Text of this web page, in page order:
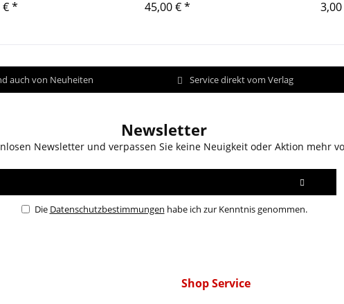
€ * 45,00 € *
auch von Neuheiten Service direkt vom Verlag
Newsletter
Newsletter und verpassen Sie keine Neuigkeit oder Aktion mehr
Die Datenschutzbestimmungen habe ich zur Kenntnis genommen.
Shop Service